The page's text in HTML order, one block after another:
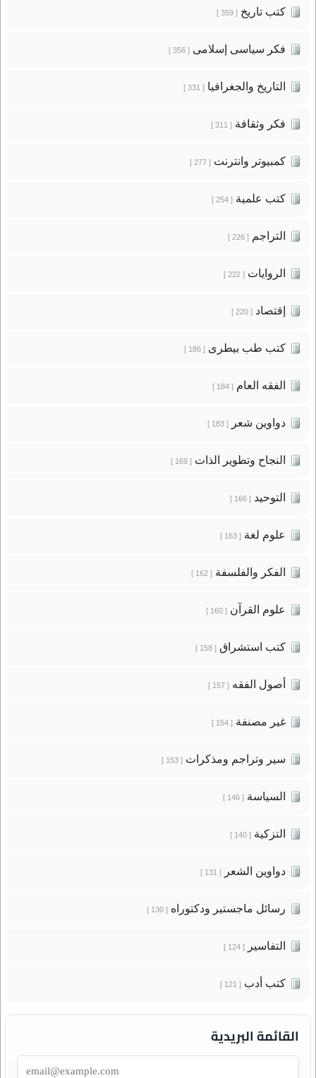
كتب تاريخ[ 359 ]
فكر سياسى إسلامى[ 356 ]
التاريخ والجغرافيا[ 331 ]
فكر وثقافة[ 311 ]
كمبيوتر وانترنت[ 277 ]
كتب علمية[ 254 ]
التراجم[ 226 ]
الروايات[ 222 ]
إقتصاد[ 220 ]
كتب طب بيطرى[ 186 ]
الفقه العام[ 184 ]
دواوين شعر[ 183 ]
النجاح وتطوير الذات[ 169 ]
التوحيد[ 166 ]
علوم لغة[ 163 ]
الفكر والفلسفة[ 162 ]
علوم القرآن[ 160 ]
كتب استشراق[ 158 ]
أصول الفقه[ 157 ]
غير مصنفة[ 154 ]
سير وتراجم ومذكرات[ 153 ]
السياسة[ 146 ]
التزكية[ 140 ]
دواوين الشعر[ 131 ]
رسائل ماجستير ودكتوراه[ 130 ]
التفاسير[ 124 ]
كتب أدب[ 121 ]
القائمة البريدية